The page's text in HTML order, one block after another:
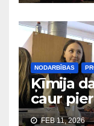
NODARBĪBAS
Ķīmija
caur
FEB 11, 2026